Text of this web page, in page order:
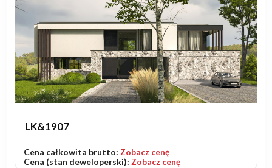
LK&1907
Cena całkowita brutto: Zobacz cenę
Cena (stan deweloperski): Zobacz cenę